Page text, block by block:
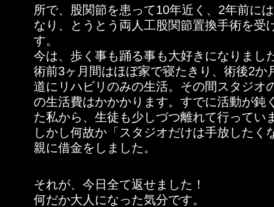
所で、股関節を患って10年近く、2年前に
なり、とうとう両人工股関節置換手術を受
す。
今は、歩く事も踊る事も大好きになりまし
術前3ヶ月間はほぼ家で寝たきり、術後2か
道にリハビリのみの生活。その間スタジオ
の生活費はかかかります。すでに活動が鈍
た私から、生徒も少しづつ離れて行ってい
しかし何故か「スタジオだけは手放したく
親に借金をしました。
それが、今日全て返せました！
何だか大人になった気分です。